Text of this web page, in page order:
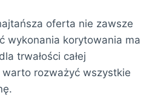
oferta nie zawsze
wykonania korytowania ma
trwałości całej
rozważyć wszystkie